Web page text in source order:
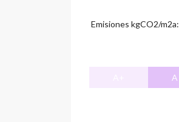
Emisiones kgCO2/m2a:
A